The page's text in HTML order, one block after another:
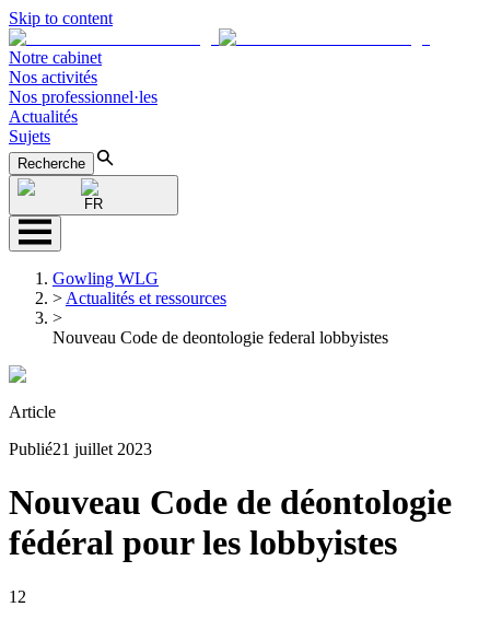
Skip to content
Notre cabinet
Nos activités
Nos professionnel·les
Actualités
Sujets
Recherche
FR
Gowling WLG
> Actualités et ressources
>
Nouveau Code de deontologie federal lobbyistes
Article
Publié21 juillet 2023
Nouveau Code de déontologie
fédéral pour les lobbyistes
12